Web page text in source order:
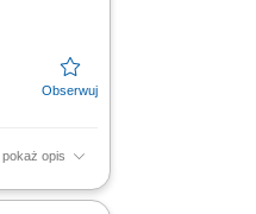
pokaż opis